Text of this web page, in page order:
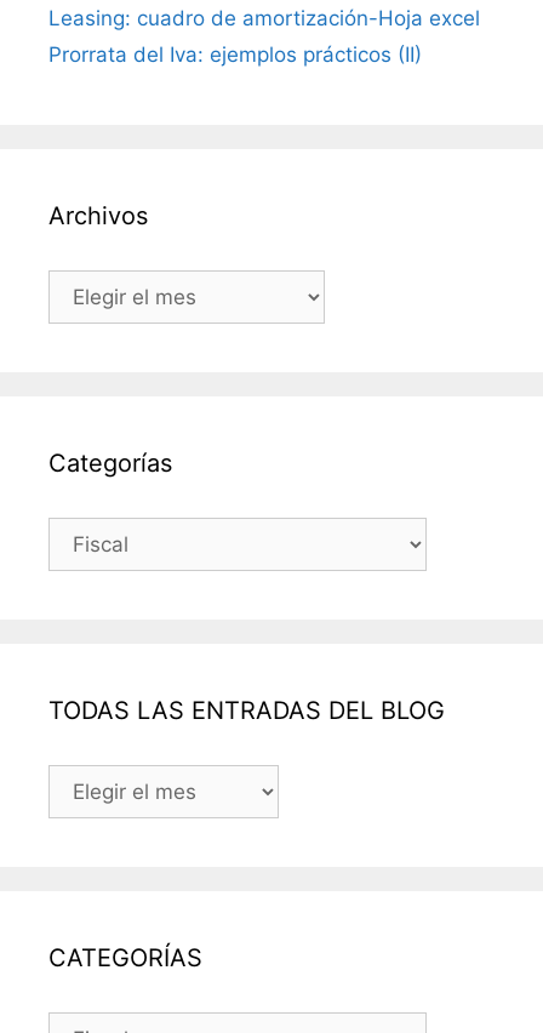
Leasing: cuadro de amortización-Hoja excel
Prorrata del Iva: ejemplos prácticos (II)
Archivos
Archivos
Categorías
Categorías
TODAS LAS ENTRADAS DEL BLOG
TODAS
CATEGORÍAS
CATEGORÍAS